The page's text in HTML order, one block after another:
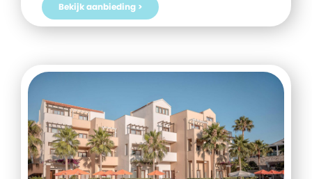
Bekijk aanbieding >